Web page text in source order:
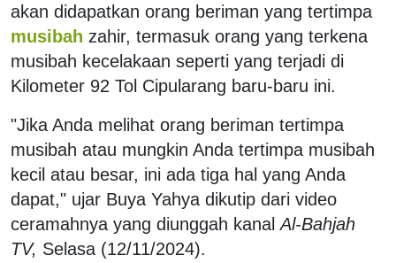
akan didapatkan orang beriman yang tertimpa
musibah zahir, termasuk orang yang terkena
musibah kecelakaan seperti yang terjadi di
Kilometer 92 Tol Cipularang baru-baru ini.
"Jika Anda melihat orang beriman tertimpa
musibah atau mungkin Anda tertimpa musibah
kecil atau besar, ini ada tiga hal yang Anda
dapat," ujar Buya Yahya dikutip dari video
ceramahnya yang diunggah kanalAl-Bahjah
TV, Selasa (12/11/2024).